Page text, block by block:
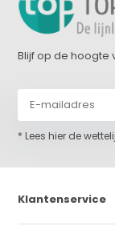
Blijf op de hoogte
* Lees hier de
Klantenservice